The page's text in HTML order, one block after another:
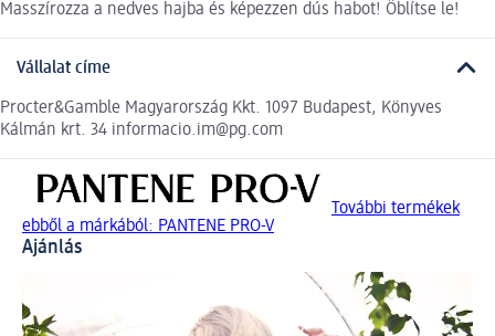
Masszírozza a nedves hajba és képezzen dús habot! Öblítse le!
Vállalat címe
Procter&Gamble Magyarország Kkt. 1097 Budapest, Könyves
Kálmán krt. 34 informacio.im@pg.com
További termékek
ebből a márkából: PANTENE PRO-V
Ajánlás